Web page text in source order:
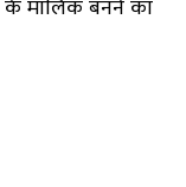
के मालिक बनने का